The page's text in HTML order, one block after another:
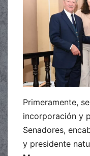
Primeramente,
incorporación y
Senadores,
y presidente